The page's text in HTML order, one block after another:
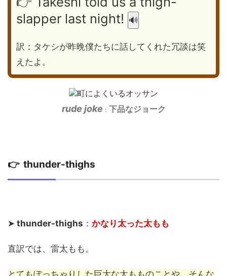
slapper last night! 🔊
訳：タケシが昨晩僕たちに話してくれた冗談は笑
えたよ。
rude joke ： 下品なジョーク
👉 thunder-thighs
➤ thunder-thighs ： かなり太った太もも
直訳では、雷太もも。